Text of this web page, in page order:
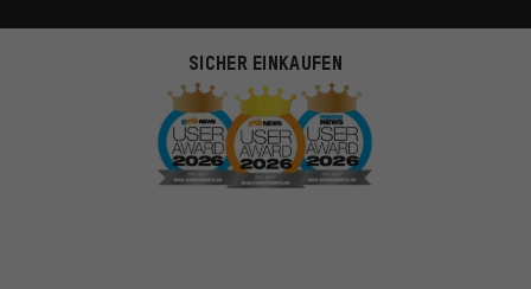
SICHER EINKAUFEN